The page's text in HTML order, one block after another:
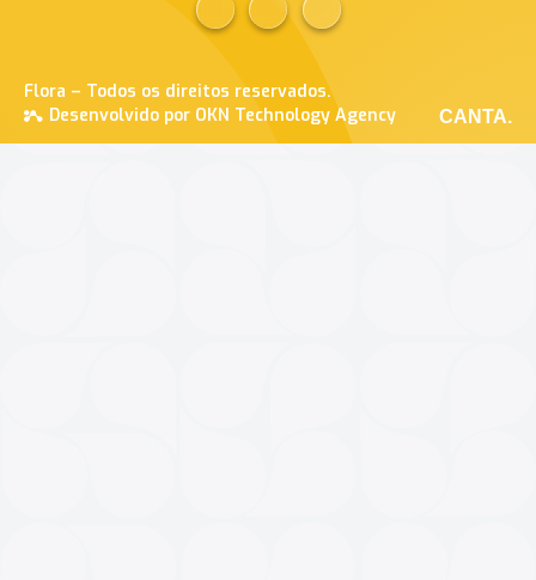
Flora – Todos os direitos reservados.
Desenvolvido por OKN Technology Agency
CANTA.